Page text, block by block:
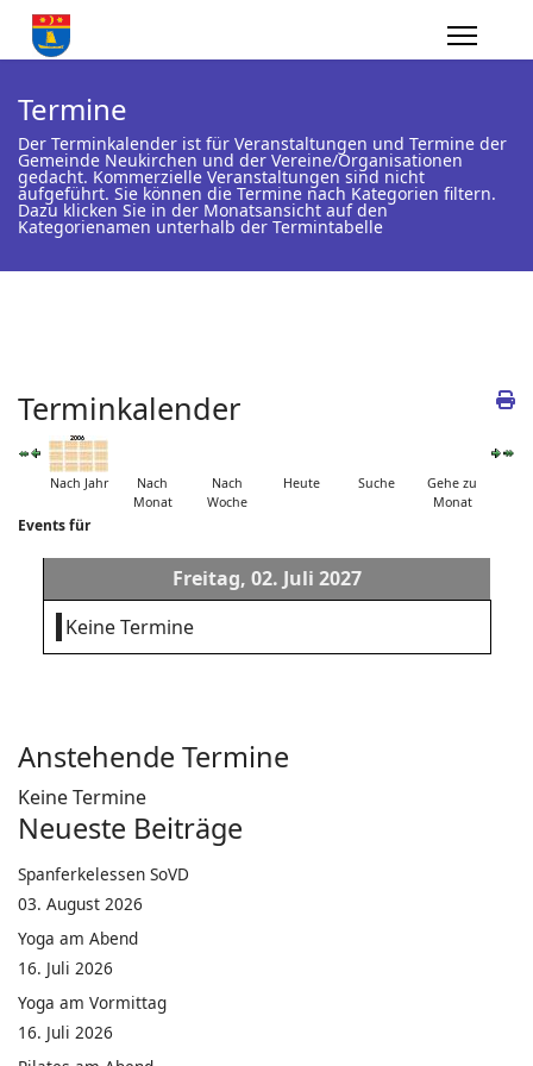
Termine
Der Terminkalender ist für Veranstaltungen und Termine der
Gemeinde Neukirchen und der Vereine/Organisationen
gedacht. Kommerzielle Veranstaltungen sind nicht
aufgeführt. Sie können die Termine nach Kategorien filtern.
Dazu klicken Sie in der Monatsansicht auf den
Kategorienamen unterhalb der Termintabelle
Terminkalender
Nach Jahr
Nach
Monat
Nach
Woche
Heute Suche
Gehe zu
Monat
Events für
Freitag, 02. Juli 2027
Keine Termine
Anstehende Termine
Keine Termine
Neueste Beiträge
Spanferkelessen SoVD
03. August 2026
Yoga am Abend
16. Juli 2026
Yoga am Vormittag
16. Juli 2026